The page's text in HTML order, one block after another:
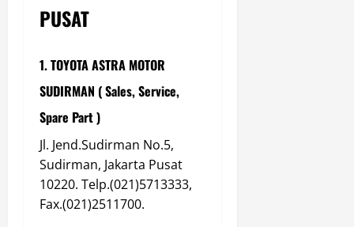
PUSAT
1. TOYOTA ASTRA MOTOR
SUDIRMAN ( Sales, Service,
Spare Part )
Jl. Jend.Sudirman No.5,
Sudirman, Jakarta Pusat
10220. Telp.(021)5713333,
Fax.(021)2511700.